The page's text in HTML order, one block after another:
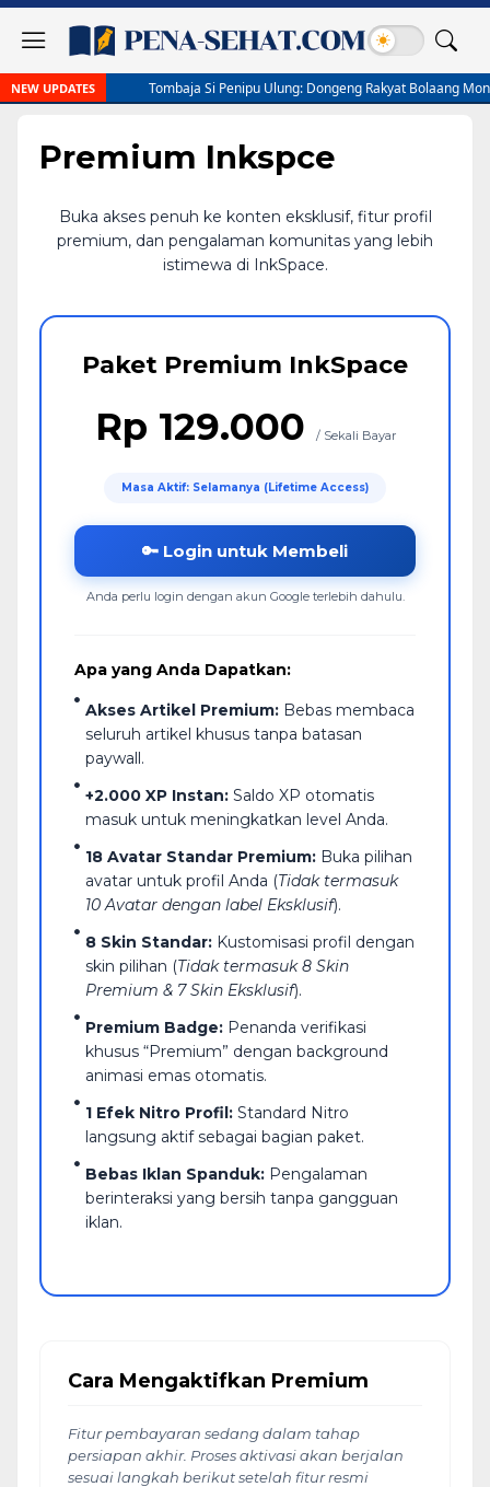
NEW UPDATESTombaja Si Penipu Ulung: Dongeng Rakyat Bolaang Mongondow
Premium Inkspce
Buka akses penuh ke konten eksklusif, fitur profil
premium, dan pengalaman komunitas yang lebih
istimewa di InkSpace.
Paket Premium InkSpace
Rp 129.000 / Sekali Bayar
Masa Aktif: Selamanya (Lifetime Access)
🔑 Login untuk Membeli
Anda perlu login dengan akun Google terlebih dahulu.
Apa yang Anda Dapatkan:
Akses Artikel Premium: Bebas membaca
seluruh artikel khusus tanpa batasan
paywall.
+2.000 XP Instan: Saldo XP otomatis
masuk untuk meningkatkan level Anda.
18 Avatar Standar Premium: Buka pilihan
avatar untuk profil Anda (Tidak termasuk
10 Avatar dengan label Eksklusif).
8 Skin Standar: Kustomisasi profil dengan
skin pilihan (Tidak termasuk 8 Skin
Premium & 7 Skin Eksklusif).
Premium Badge: Penanda verifikasi
khusus “Premium” dengan background
animasi emas otomatis.
1 Efek Nitro Profil: Standard Nitro
langsung aktif sebagai bagian paket.
Bebas Iklan Spanduk: Pengalaman
berinteraksi yang bersih tanpa gangguan
iklan.
Cara Mengaktifkan Premium
Fitur pembayaran sedang dalam tahap
persiapan akhir. Proses aktivasi akan berjalan
sesuai langkah berikut setelah fitur resmi